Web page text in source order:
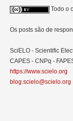
Todo o
Os posts são de
SciELO - Scientific
CAPES - CNPq -
https://www.scielo.org
blog.scielo@scielo.org